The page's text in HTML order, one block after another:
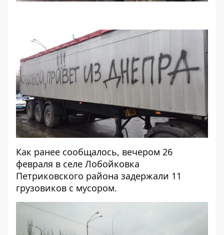
Как ранее сообщалось, вечером 26
февраля в селе Лобойковка
Петриковского района задержали 11
грузовиков с мусором.